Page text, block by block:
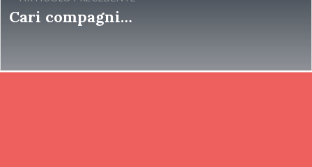
Cari compagni…